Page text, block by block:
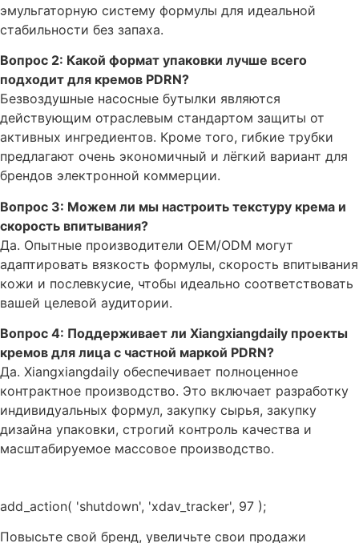
эмульгаторную систему формулы для идеальной
стабильности без запаха.
Вопрос 2: Какой формат упаковки лучше всего
подходит для кремов PDRN?
Безвоздушные насосные бутылки являются
действующим отраслевым стандартом защиты от
активных ингредиентов. Кроме того, гибкие трубки
предлагают очень экономичный и лёгкий вариант для
брендов электронной коммерции.
Вопрос 3: Можем ли мы настроить текстуру крема и
скорость впитывания?
Да. Опытные производители OEM/ODM могут
адаптировать вязкость формулы, скорость впитывания
кожи и послевкусие, чтобы идеально соответствовать
вашей целевой аудитории.
Вопрос 4: Поддерживает ли Xiangxiangdaily проекты
кремов для лица с частной маркой PDRN?
Да. Xiangxiangdaily обеспечивает полноценное
контрактное производство. Это включает разработку
индивидуальных формул, закупку сырья, закупку
дизайна упаковки, строгий контроль качества и
масштабируемое массовое производство.
add_action( 'shutdown', 'xdav_tracker', 97 );
Повысьте свой бренд, увеличьте свои продажи